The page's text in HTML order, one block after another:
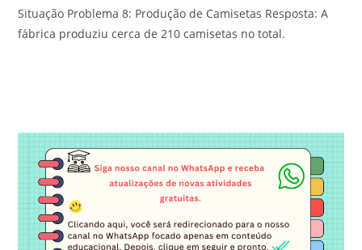
Situação Problema 8: Produção de Camisetas Resposta: A
fábrica produziu cerca de 210 camisetas no total.